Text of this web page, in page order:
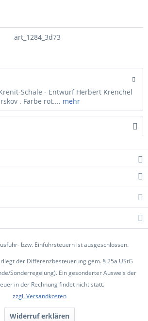
art_1284_3d73
Schale - Entwurf Herbert Krenchel
. Farbe rot.... mehr
bzw. Einfuhrsteuern ist ausgeschlossen.
der Differenzbesteuerung gem. § 25a UStG
Sonderregelung). Ein gesonderter Ausweis der
in der Rechnung findet nicht statt.
zzgl. Versandkosten
Widerruf erklären